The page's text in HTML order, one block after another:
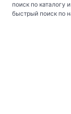
поиск по каталогу
быстрый поиск по